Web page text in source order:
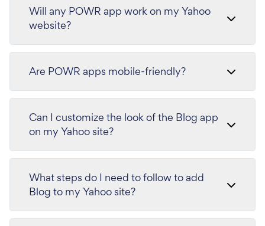
Will any POWR app work on my Yahoo
website?
Are POWR apps mobile-friendly?
Can I customize the look of the Blog app
on my Yahoo site?
What steps do I need to follow to add
Blog to my Yahoo site?